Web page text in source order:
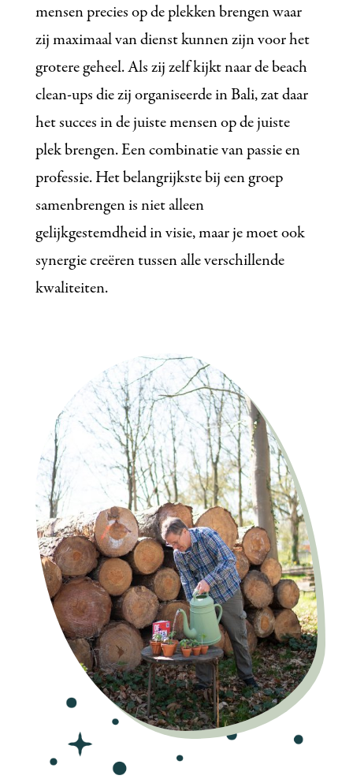
mensen precies op de plekken brengen waar
zij maximaal van dienst kunnen zijn voor het
grotere geheel. Als zij zelf kijkt naar de beach
clean-ups die zij organiseerde in Bali, zat daar
het succes in de juiste mensen op de juiste
plek brengen. Een combinatie van passie en
professie. Het belangrijkste bij een groep
samenbrengen is niet alleen
gelijkgestemdheid in visie, maar je moet ook
synergie creëren tussen alle verschillende
kwaliteiten.